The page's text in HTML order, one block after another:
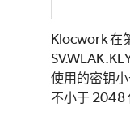
Klocwork 在
使用的密钥
不小于 2048